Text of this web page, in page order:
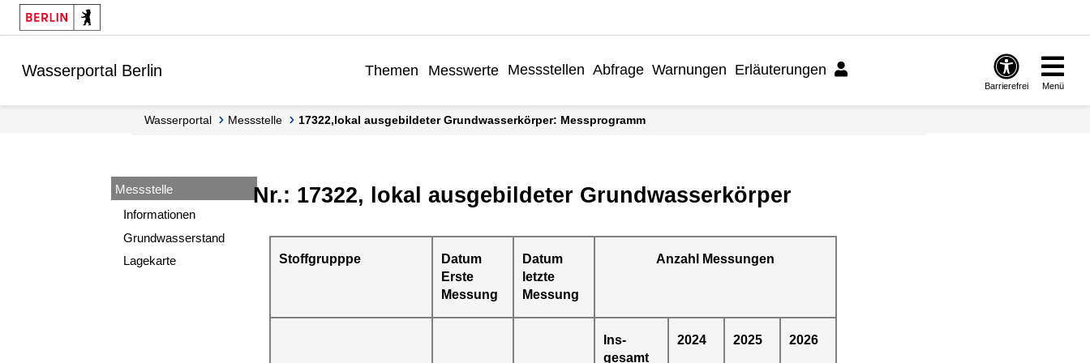
Springe zur Navigation
Springe zum Inhalt
Wasserportal Berlin Themen Messwerte Messstellen Abfrage Warnungen Erläuterungen
Barrierefrei Menü
Wasserportal Messstelle 17322,lokal ausgebildeter Grundwasserkörper: Messprogramm
Messstelle
Informationen
Grundwasserstand
Lagekarte
Nr.: 17322, lokal ausgebildeter Grundwasserkörper
Stoffgrupppe
Datum
Erste
Messung
Datum
letzte
Messung
Anzahl Messungen
Ins-
gesamt
2024 2025 2026